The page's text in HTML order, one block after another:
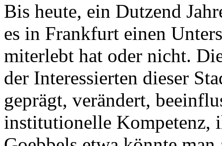
Bis heute, ein Dutzend
es in Frankfurt einen
miterlebt hat oder nicht.
der Interessierten dieser
geprägt, verändert,
insti­tutionelle Kompetenz,